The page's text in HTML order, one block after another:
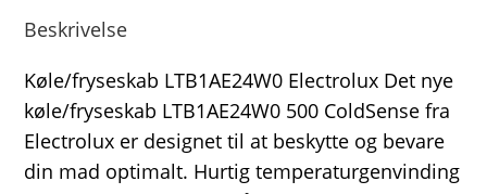
Beskrivelse
Køle/fryseskab LTB1AE24W0 Electrolux Det nye
køle/fryseskab LTB1AE24W0 500 ColdSense fra
Electrolux er designet til at beskytte og bevare
din mad optimalt. Hurtig temperaturgenvinding